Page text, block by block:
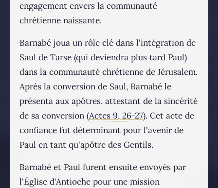
engagement envers la communauté
chrétienne naissante.
Barnabé joua un rôle clé dans l'intégration de
Saul de Tarse (qui deviendra plus tard Paul)
dans la communauté chrétienne de Jérusalem.
Après la conversion de Saul, Barnabé le
présenta aux apôtres, attestant de la sincérité
de sa conversion (Actes 9, 26-27). Cet acte de
confiance fut déterminant pour l'avenir de
Paul en tant qu'apôtre des Gentils.
Barnabé et Paul furent ensuite envoyés par
l'Église d'Antioche pour une mission